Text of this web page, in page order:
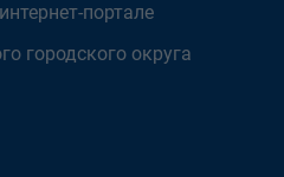
портале
городского округа